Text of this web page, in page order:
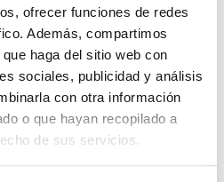
ofrecer funciones de redes
Además, compartimos
haga del sitio web con
sociales, publicidad y análisis
con otra información
o que hayan recopilado a
de sus servicios.